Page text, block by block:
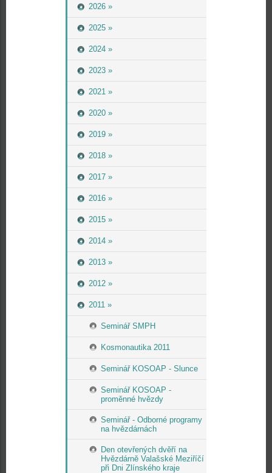
2026 »
2025 »
2024 »
2023 »
2021 »
2020 »
2019 »
2018 »
2017 »
2016 »
2015 »
2014 »
2013 »
2012 »
2011 »
Seminář SMPH
Kosmonautika 2011
Seminář KOSOAP - Slunce
Seminář KOSOAP -
proměnné hvězdy
Seminář - Odborné programy
na hvězdárnách
Den otevřených dvěří na
Hvězdárně Valašské Meziříčí
při Dni Zlínského kraje